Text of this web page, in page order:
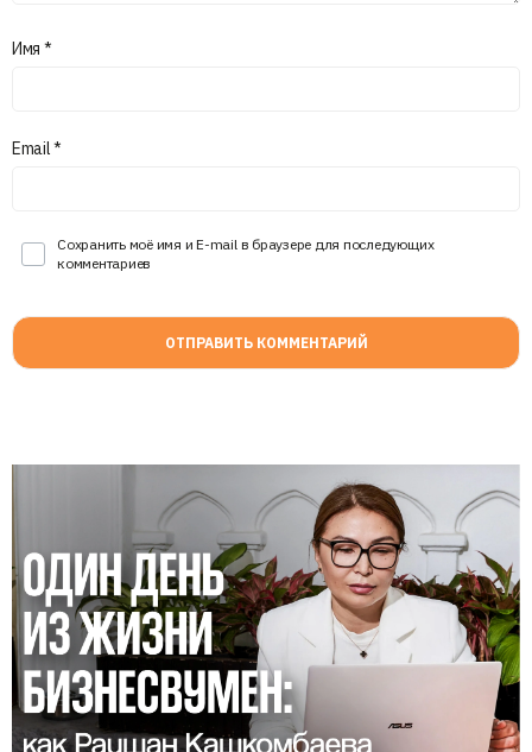
Имя *
Email*
Сохранить моё имя и E-mail в браузере для последующих
комментариев